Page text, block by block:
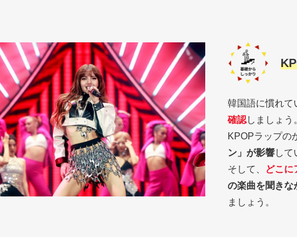
韓国語に慣れて
確認しましょう
KPOPラップの
ン」が影響して
そして、
どこに
の楽曲を聞きな
ましょう。